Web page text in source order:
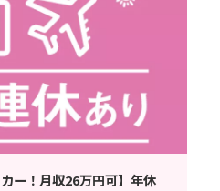
ー！月収26万円可】年休